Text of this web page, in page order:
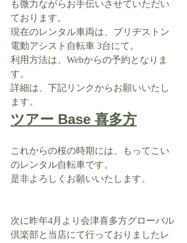
も微力ながらお手伝いさせていただい
ております。
現在のレンタル車両は、ブリヂストン
電動アシスト自転車 3台にて。
利用方法は、Webからの予約となりま
す。
詳細は、下記リンクからお願いいたし
ます。
ツアー Base 喜多方
これからの桜の時期には、もってこい
のレンタル自転車です。
是非よろしくお願いいたします。
次に昨年4月より会津喜多方グローバル
倶楽部と当店にて行っておりましたレ